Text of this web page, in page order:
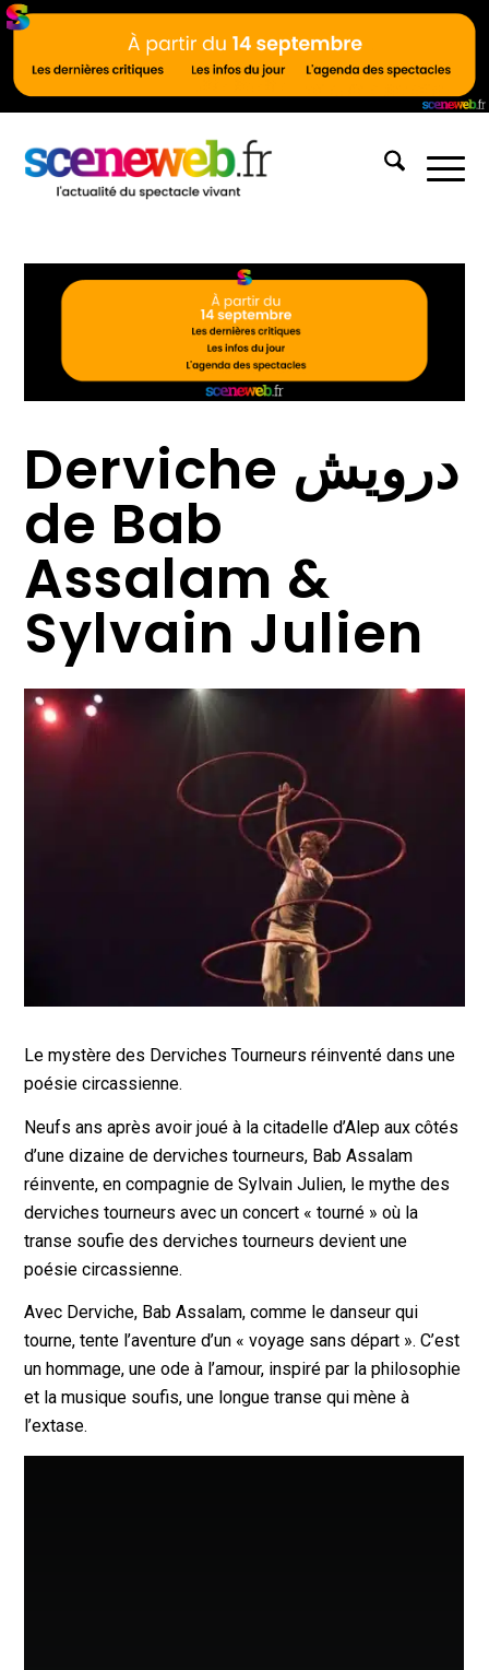
Derviche درويش
de Bab
Assalam &
Sylvain Julien
Le mystère des Derviches Tourneurs réinventé dans une
poésie circassienne.
Neufs ans après avoir joué à la citadelle d’Alep aux côtés
d’une dizaine de derviches tourneurs, Bab Assalam
réinvente, en compagnie de Sylvain Julien, le mythe des
derviches tourneurs avec un concert « tourné » où la
transe soufie des derviches tourneurs devient une
poésie circassienne.
Avec Derviche, Bab Assalam, comme le danseur qui
tourne, tente l’aventure d’un « voyage sans départ ». C’est
un hommage, une ode à l’amour, inspiré par la philosophie
et la musique soufis, une longue transe qui mène à
l’extase.